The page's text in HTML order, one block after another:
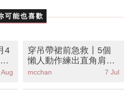
可能也喜歡
4
Aug
穿吊帶裙前急救丨5個
懶人動作練出直角肩鎖
骨線！物理治療師教路
mcchan 7 Jul